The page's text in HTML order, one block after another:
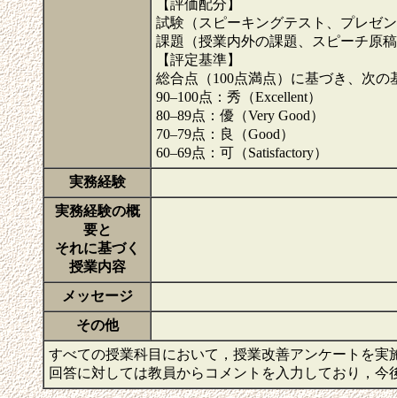
【評価配分】
試験（スピーキングテスト、プレゼ
課題（授業内外の課題、スピーチ原
【評定基準】
総合点（100点満点）に基づき、次の
90–100点：秀（Excellent）
80–89点：優（Very Good）
70–79点：良（Good）
60–69点：可（Satisfactory）
実務経験
実務経験の概
要と
それに基づく
授業内容
メッセージ
その他
すべての授業科目において，授業改善アンケートを
回答に対しては教員からコメントを入力しており，